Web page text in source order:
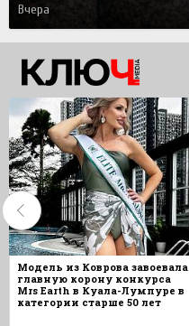
Вчера
Модель из Коврова завоевала
главную корону конкурса
Mrs Earth в Куала-Лумпуре в
категории старше 50 лет